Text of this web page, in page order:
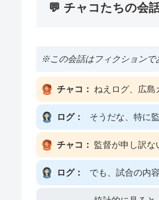
💬 チャコたちの会
※この会話はフィクションで
チャコ： ねえログ、広島
ログ： そうだな、特に
チャコ： 監督が申し訳な
ログ： でも、試合の内